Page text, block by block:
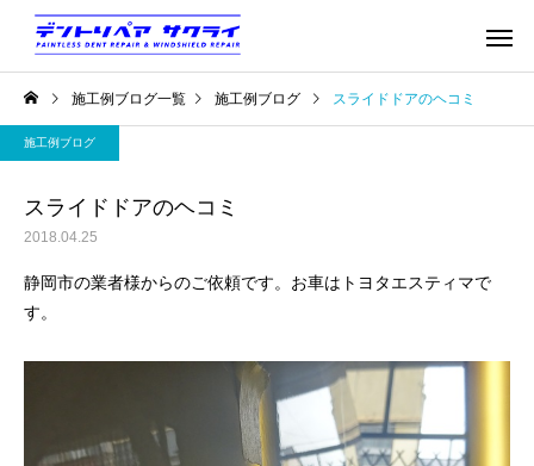
施工例ブログ一覧 施工例ブログ スライドドアのヘコミ
施工例ブログ
スライドドアのヘコミ
2018.04.25
静岡市の業者様からのご依頼です。お車はトヨタエスティマで
す。